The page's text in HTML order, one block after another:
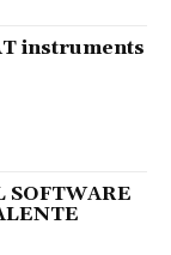
instruments
SOFTWARE